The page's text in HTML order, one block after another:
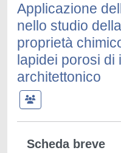
Applicazione
nello studio
proprietà
lapidei porosi di
architettonico
Scheda breve